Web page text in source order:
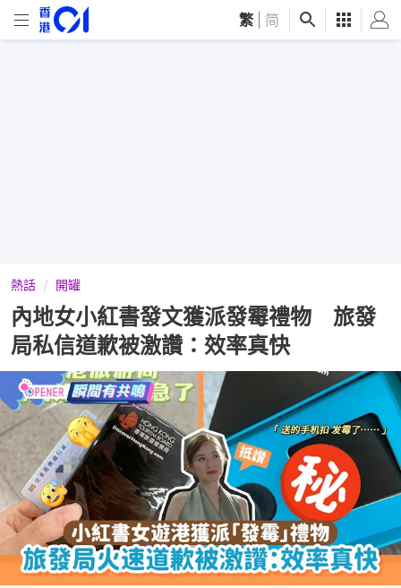
繁 简
熱話 開罐
內地女小紅書發文獲派發霉禮物 旅發
局私信道歉被激讚：效率真快